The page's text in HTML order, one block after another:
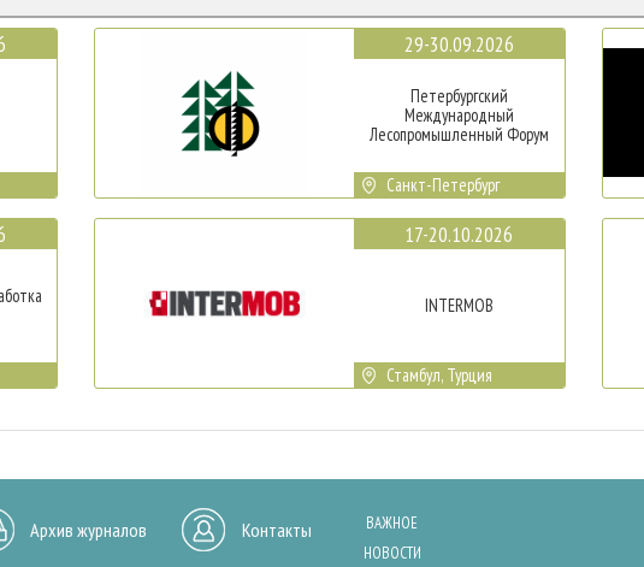
29-30.09.2026
Петербургский
Международный
Лесопромышленный Форум
Санкт-Петербург
17-20.10.2026
INTERMOB
Стамбул, Турция
Архив журналов Контакты
ВАЖНОЕ
НОВОСТИ